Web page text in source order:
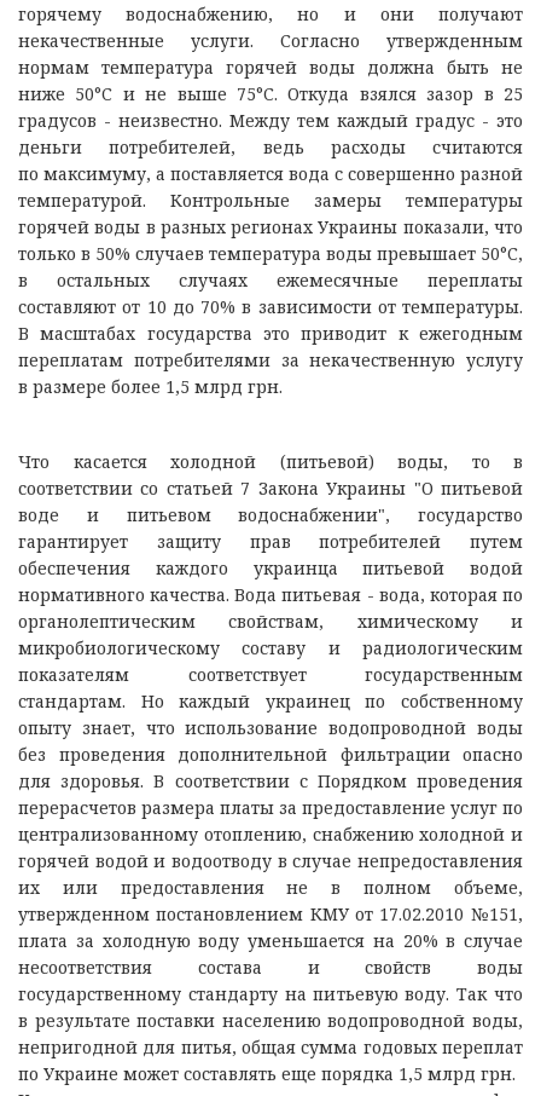
горячему водоснабжению, но и они получают
некачественные услуги. Согласно утвержденным
нормам температура горячей воды должна быть не
ниже 50°C и не выше 75°C. Откуда взялся зазор в 25
градусов - неизвестно. Между тем каждый градус - это
деньги потребителей, ведь расходы считаются
по максимуму, а поставляется вода с совершенно разной
температурой. Контрольные замеры температуры
горячей воды в разных регионах Украины показали, что
только в 50% случаев температура воды превышает 50°C,
в остальных случаях ежемесячные переплаты
составляют от 10 до 70% в зависимости от температуры.
В масштабах государства это приводит к ежегодным
переплатам потребителями за некачественную услугу
в размере более 1,5 млрд грн.
Что касается холодной (питьевой) воды, то в
соответствии со статьей 7 Закона Украины "О питьевой
воде и питьевом водоснабжении", государство
гарантирует защиту прав потребителей путем
обеспечения каждого украинца питьевой водой
нормативного качества. Вода питьевая - вода, которая по
органолептическим свойствам, химическому и
микробиологическому составу и радиологическим
показателям соответствует государственным
стандартам. Но каждый украинец по собственному
опыту знает, что использование водопроводной воды
без проведения дополнительной фильтрации опасно
для здоровья. В соответствии с Порядком проведения
перерасчетов размера платы за предоставление услуг по
централизованному отоплению, снабжению холодной и
горячей водой и водоотводу в случае непредоставления
их или предоставления не в полном объеме,
утвержденном постановлением КМУ от 17.02.2010 №151,
плата за холодную воду уменьшается на 20% в случае
несоответствия состава и свойств воды
государственному стандарту на питьевую воду. Так что
в результате поставки населению водопроводной воды,
непригодной для питья, общая сумма годовых переплат
по Украине может составлять еще порядка 1,5 млрд грн.